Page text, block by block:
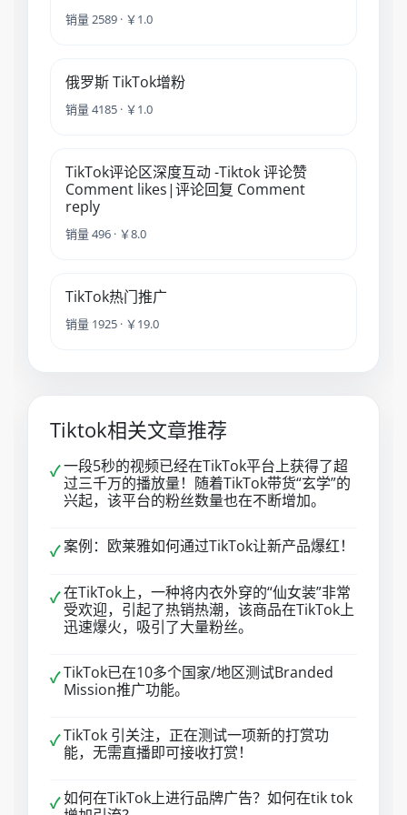
销量 2589 · ￥1.0
俄罗斯 TikTok增粉
销量 4185 · ￥1.0
TikTok评论区深度互动 -Tiktok 评论赞
Comment likes|评论回复 Comment
reply
销量 496 · ￥8.0
TikTok热门推广
销量 1925 · ￥19.0
Tiktok相关文章推荐
✓一段5秒的视频已经在TikTok平台上获得了超
过三千万的播放量！随着TikTok带货“玄学”的
兴起，该平台的粉丝数量也在不断增加。
✓案例：欧莱雅如何通过TikTok让新产品爆红！
✓在TikTok上，一种将内衣外穿的“仙女装”非常
受欢迎，引起了热销热潮，该商品在TikTok上
迅速爆火，吸引了大量粉丝。
✓TikTok已在10多个国家/地区测试Branded
Mission推广功能。
✓TikTok 引关注，正在测试一项新的打赏功
能，无需直播即可接收打赏！
✓如何在TikTok上进行品牌广告？如何在tik tok